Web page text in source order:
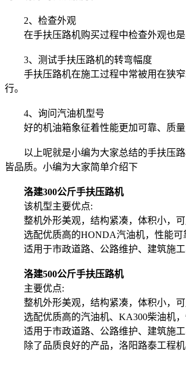
2、检查外观
在手扶压路机购买过程中检查外观也是
3、测试手扶压路机的转弯幅度
手扶压路机在施工过程中常被用在狭窄
行。
4、询问汽油机型号
好的机油箱象征着性能更加可靠、质量
以上呢就是小编为大家总结的手扶压路
皆品质。小编为大家简单介绍下
洛建300公斤手扶压路机
该机型主要优点:
整机外形美观，结构紧凑，体积小，可
选配优质高的HONDA汽油机，性能可
适用于市政道路、公路维护、建筑施工
洛建500公斤手扶压路机
主要优点:
整机外形美观，结构紧凑，体积小，可
选配优质高的汽油机、KA300柴油机，
适用于市政道路、公路维护、建筑施工
除了品质良好的产品，洛阳路泰工程机